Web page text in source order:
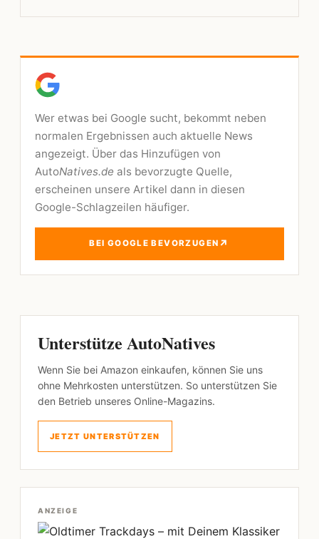
Wer etwas bei Google sucht, bekommt neben
normalen Ergebnissen auch aktuelle News
angezeigt. Über das Hinzufügen von
AutoNatives.de als bevorzugte Quelle,
erscheinen unsere Artikel dann in diesen
Google-Schlagzeilen häufiger.
BEI GOOGLE BEVORZUGEN ↗
Unterstütze AutoNatives
Wenn Sie bei Amazon einkaufen, können Sie uns
ohne Mehrkosten unterstützen. So unterstützen Sie
den Betrieb unseres Online-Magazins.
JETZT UNTERSTÜTZEN
ANZEIGE